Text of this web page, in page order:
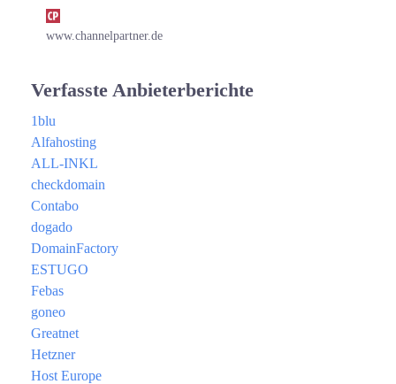
www.channelpartner.de
Verfasste Anbieterberichte
1blu
Alfahosting
ALL-INKL
checkdomain
Contabo
dogado
DomainFactory
ESTUGO
Febas
goneo
Greatnet
Hetzner
Host Europe